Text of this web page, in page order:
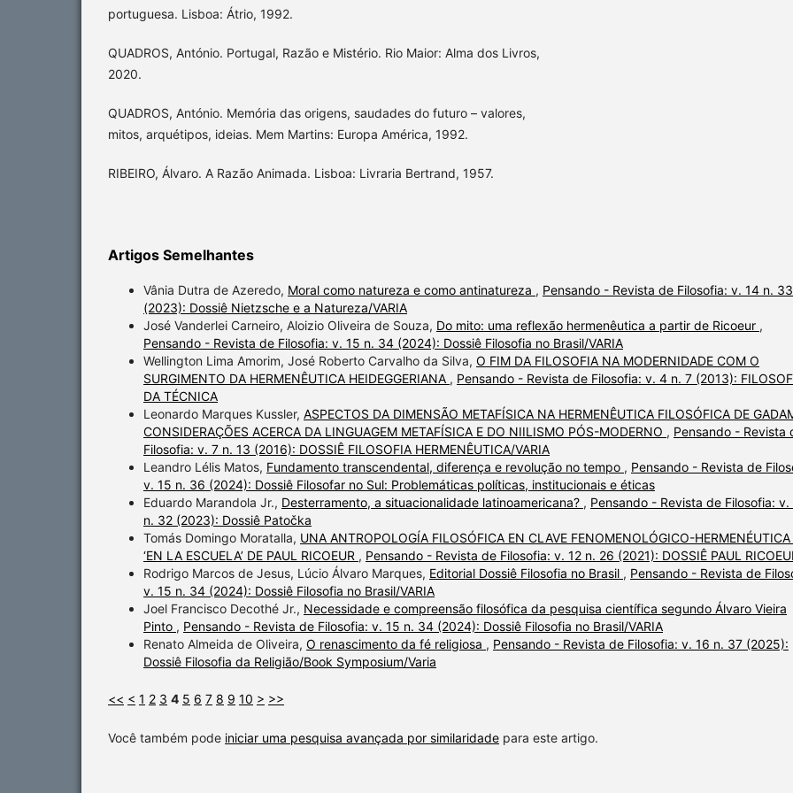
portuguesa. Lisboa: Átrio, 1992.
QUADROS, António. Portugal, Razão e Mistério. Rio Maior: Alma dos Livros,
2020.
QUADROS, António. Memória das origens, saudades do futuro – valores,
mitos, arquétipos, ideias. Mem Martins: Europa América, 1992.
RIBEIRO, Álvaro. A Razão Animada. Lisboa: Livraria Bertrand, 1957.
Artigos Semelhantes
Vânia Dutra de Azeredo, Moral como natureza e como antinatureza , Pensando - Revista de Filosofia: v. 14 n. 33
(2023): Dossiê Nietzsche e a Natureza/VARIA
José Vanderlei Carneiro, Aloizio Oliveira de Souza, Do mito: uma reflexão hermenêutica a partir de Ricoeur ,
Pensando - Revista de Filosofia: v. 15 n. 34 (2024): Dossiê Filosofia no Brasil/VARIA
Wellington Lima Amorim, José Roberto Carvalho da Silva, O FIM DA FILOSOFIA NA MODERNIDADE COM O
SURGIMENTO DA HERMENÊUTICA HEIDEGGERIANA , Pensando - Revista de Filosofia: v. 4 n. 7 (2013):
DA TÉCNICA
Leonardo Marques Kussler, ASPECTOS DA DIMENSÃO METAFÍSICA NA HERMENÊUTICA FILOSÓFICA DE
CONSIDERAÇÕES ACERCA DA LINGUAGEM METAFÍSICA E DO NIILISMO PÓS-MODERNO , Pensando - Revista
Filosofia: v. 7 n. 13 (2016): DOSSIÊ FILOSOFIA HERMENÊUTICA/VARIA
Leandro Lélis Matos, Fundamento transcendental, diferença e revolução no tempo , Pensando - Revista de
v. 15 n. 36 (2024): Dossiê Filosofar no Sul: Problemáticas políticas, institucionais e éticas
Eduardo Marandola Jr., Desterramento, a situacionalidade latinoamericana? , Pensando - Revista de Filosofia: v.
n. 32 (2023): Dossiê Patočka
Tomás Domingo Moratalla, UNA ANTROPOLOGÍA FILOSÓFICA EN CLAVE FENOMENOLÓGICO-
‘EN LA ESCUELA’ DE PAUL RICOEUR , Pensando - Revista de Filosofia: v. 12 n. 26 (2021): DOSSIÊ PAUL
Rodrigo Marcos de Jesus, Lúcio Álvaro Marques, Editorial Dossiê Filosofia no Brasil , Pensando - Revista de
v. 15 n. 34 (2024): Dossiê Filosofia no Brasil/VARIA
Joel Francisco Decothé Jr., Necessidade e compreensão filosófica da pesquisa científica segundo Álvaro Vieira
Pinto , Pensando - Revista de Filosofia: v. 15 n. 34 (2024): Dossiê Filosofia no Brasil/VARIA
Renato Almeida de Oliveira, O renascimento da fé religiosa , Pensando - Revista de Filosofia: v. 16 n. 37 (2025):
Dossiê Filosofia da Religião/Book Symposium/Varia
<< < 1 2 3 4 5 6 7 8 9 10 > >>
Você também pode iniciar uma pesquisa avançada por similaridade para este artigo.